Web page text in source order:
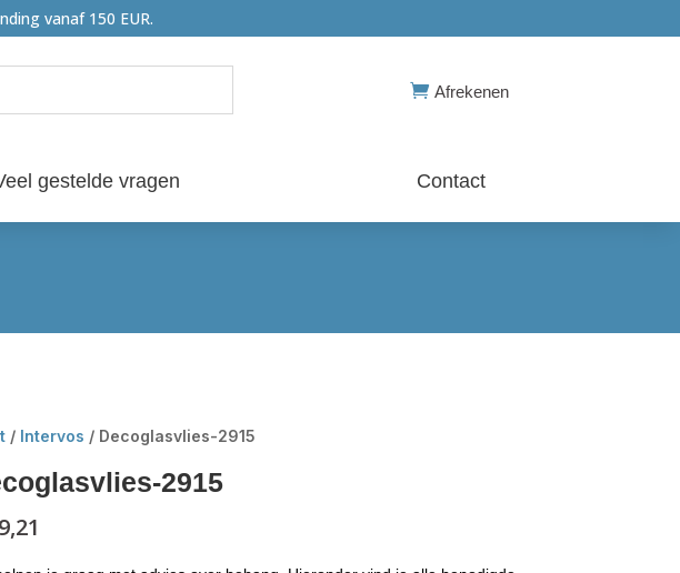
vanaf 150 EUR.
 Afrekenen
gestelde vragen Contact
/ Intervos / Decoglasvlies-2915
2915